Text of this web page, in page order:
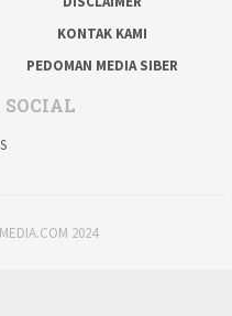
KONTAK KAMI
PEDOMAN MEDIA SIBER
2024